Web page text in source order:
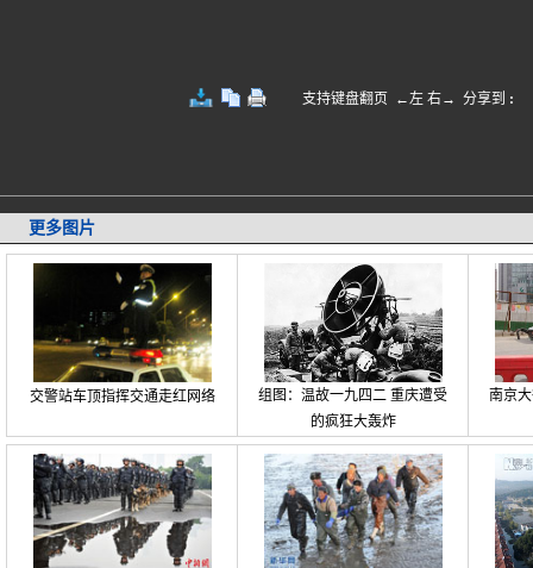
支持键盘翻页 ←左 右→ 分享到 :
更多图片
交警站车顶指挥交通走红网络
组图：温故一九四二 重庆遭受
的疯狂大轰炸
南京